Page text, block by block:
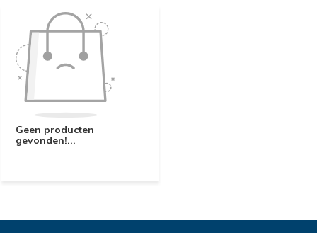
Geen producten
gevonden!...